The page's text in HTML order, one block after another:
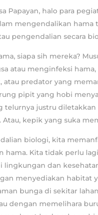
Papayan, halo para
mengendalikan hama
pengendalian secara
siapa sih mereka?
atau menginfeksi
atau predator yang
pipit yang hobi
telurnya justru
Atau, kepik yang suka
biologi, kita
hama. Kita tidak perlu
lingkungan dan
menyediakan habitat
bunga di sekitar
dengan memelihara